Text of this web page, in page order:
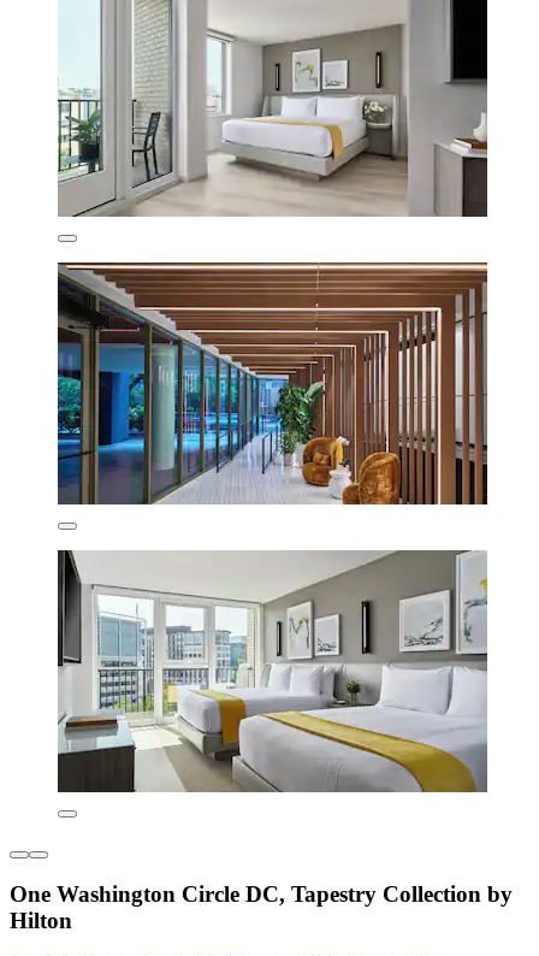
One Washington Circle DC, Tapestry Collection by
Hilton